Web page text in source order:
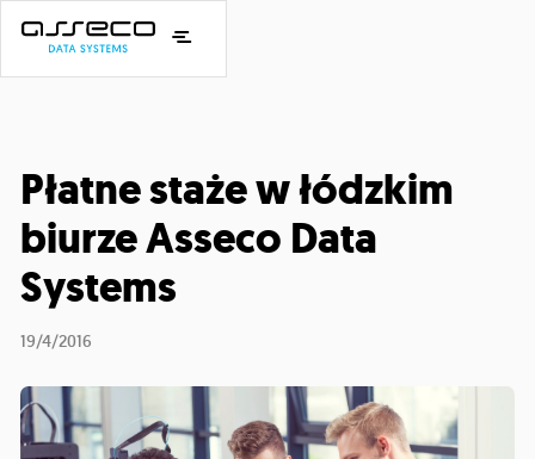
Płatne staże w łódzkim
biurze Asseco Data
Systems
19/4/2016